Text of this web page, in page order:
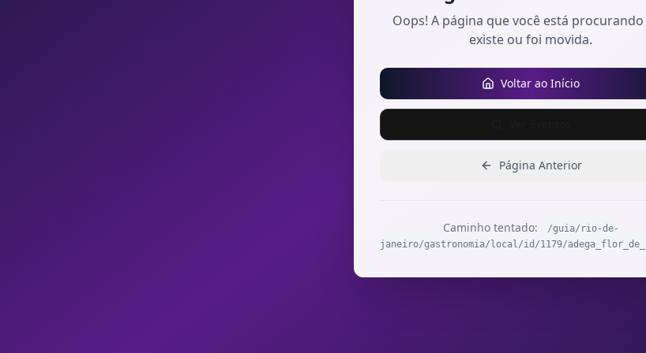
Oops! A página que você está
existe ou foi movida.
Voltar ao Início
Página Anterior
Caminho tentado:
/guia/rio-de-
janeiro/gastronomia/local/id/1179/